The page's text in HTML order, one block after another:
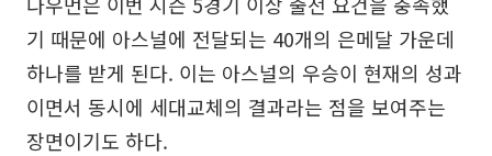
기 때문에 아스널에 전달되는 40개의 은메달 가운데
하나를 받게 된다. 이는 아스널의 우승이 현재의 성과
이면서 동시에 세대교체의 결과라는 점을 보여주는
장면이기도 하다.